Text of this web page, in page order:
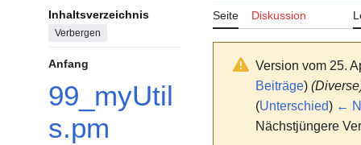
Inhaltsverzeichnis
Verbergen
Anfang
99_myUtil
s.pm
Seite Diskussion
Version vom 25.
Beiträge)
(Unterschied) ←
Nächstjüngere